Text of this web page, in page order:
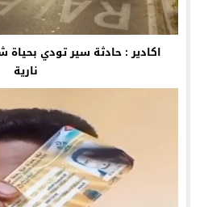
اكادير : حادثة سير تودي
نارية